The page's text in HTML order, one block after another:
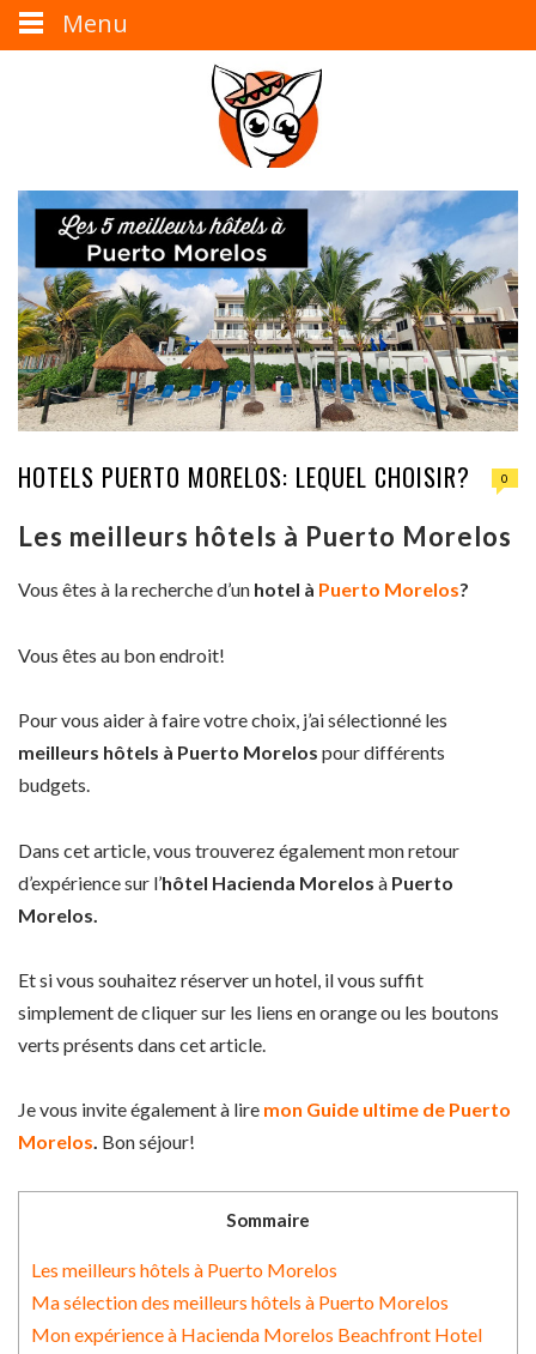
HOTELS PUERTO MORELOS: LEQUEL CHOISIR? 0
Les meilleurs hôtels à Puerto Morelos
Vous êtes à la recherche d’un hotel à Puerto Morelos?
Vous êtes au bon endroit!
Pour vous aider à faire votre choix, j’ai sélectionné les
meilleurs hôtels à Puerto Morelos pour différents
budgets.
Dans cet article, vous trouverez également mon retour
d’expérience sur l’hôtel Hacienda Morelos à Puerto
Morelos.
Et si vous souhaitez réserver un hotel, il vous suffit
simplement de cliquer sur les liens en orange ou les boutons
verts présents dans cet article.
Je vous invite également à lire mon Guide ultime de Puerto
Morelos. Bon séjour!
Sommaire
Les meilleurs hôtels à Puerto Morelos
Ma sélection des meilleurs hôtels à Puerto Morelos
Mon expérience à Hacienda Morelos Beachfront Hotel
Menu